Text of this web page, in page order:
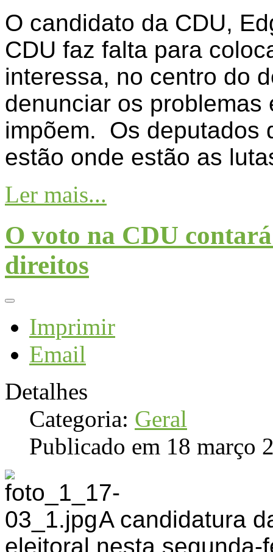
O candidato da CDU,
CDU faz falta para
interessa, no centro do
denunciar os
impõem. Os deputados
estão onde estão as
Ler mais...
O voto na CDU
direitos
Imprimir
Email
Detalhes
Categoria: Geral
Publicado em 18 março
A candidatura
eleitoral nesta segunda-